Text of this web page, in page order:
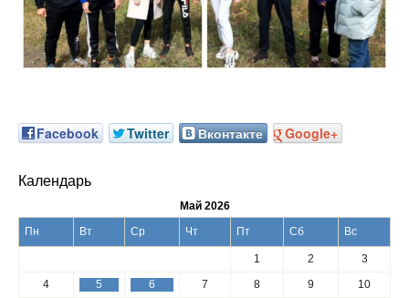
Facebook Twitter Вконтакте Google+
Календарь
Май 2026
Пн
Вт Ср Чт Пт Сб Вс
1 2
3
4
5 6 7 8 9
10